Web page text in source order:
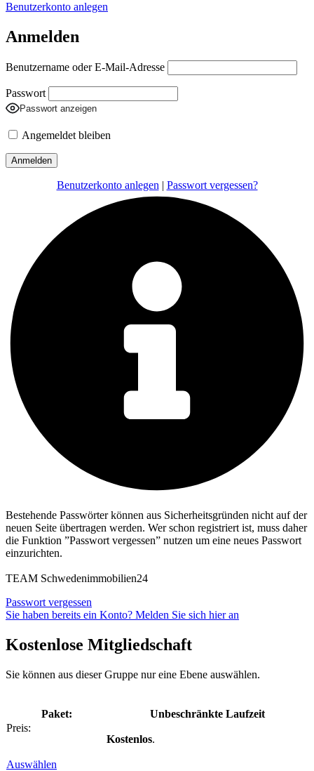
Benutzerkonto anlegen
Anmelden
Benutzername oder E-Mail-Adresse
Passwort
Passwort anzeigen
Angemeldet bleiben
Benutzerkonto anlegen | Passwort vergessen?
Bestehende Passwörter können aus Sicherheitsgründen nicht auf der
neuen Seite übertragen werden. Wer schon registriert ist, muss daher
die Funktion ”Passwort vergessen” nutzen um eine neues Passwort
einzurichten.
TEAM Schwedenimmobilien24
Passwort vergessen
Sie haben bereits ein Konto? Melden Sie sich hier an
Kostenlose Mitgliedschaft
Sie können aus dieser Gruppe nur eine Ebene auswählen.
Unbeschränkte Laufzeit
Kostenlos.
Auswählen